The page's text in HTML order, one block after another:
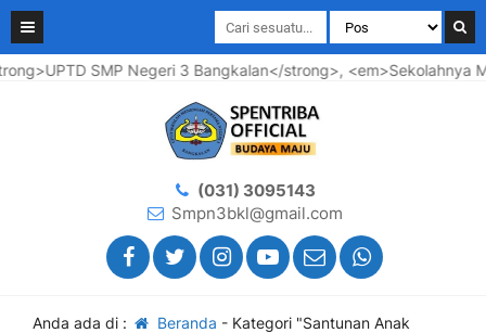
SMP Negeri 3 Bangkalan</strong>, <em>Sekolahnya
(031) 3095143
Smpn3bkl@gmail.com
Anda ada di : Beranda - Kategori "Santunan Anak